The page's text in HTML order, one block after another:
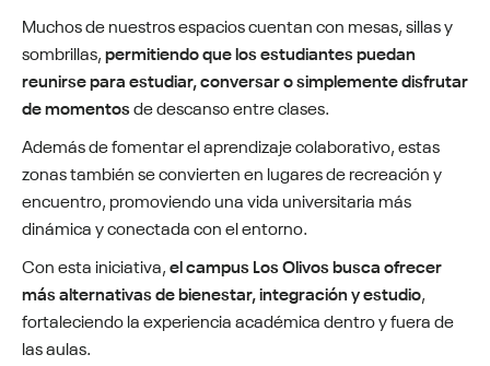
Muchos de nuestros espacios cuentan con mesas, sillas y
sombrillas, permitiendo que los estudiantes puedan
reunirse para estudiar, conversar o simplemente disfrutar
de momentosde descanso entre clases.
Además de fomentar el aprendizaje colaborativo, estas
zonas también se convierten en lugares de recreación y
encuentro, promoviendo una vida universitaria más
dinámica y conectada con el entorno.
Con esta iniciativa, el campus Los Olivos busca ofrecer
más alternativas de bienestar, integración y estudio
fortaleciendo la experiencia académica dentro y fuera de
las aulas.